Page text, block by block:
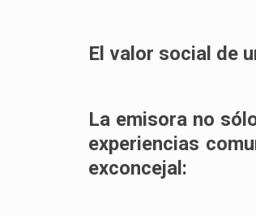
El valor social de
La emisora no
experiencias
exconcejal: